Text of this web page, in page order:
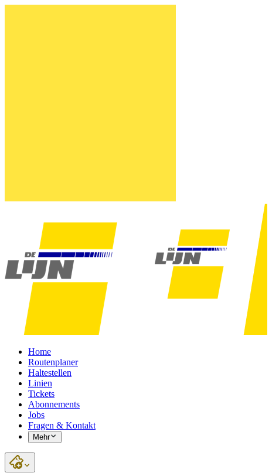
Home
Routenplaner
Haltestellen
Linien
Tickets
Abonnements
Jobs
Fragen & Kontakt
Mehr